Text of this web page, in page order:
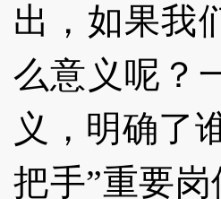
出，如果我
么意义呢？
义，明确了
把手”重要